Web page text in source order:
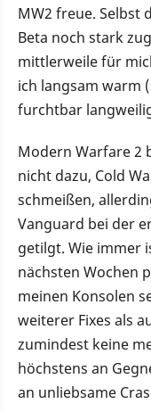
MW2 freue. Selbst
Beta noch stark
mittlerweile für
ich langsam warm
furchtbar
Modern Warfare 2
nicht dazu, Cold
schmeißen,
Vanguard bei der
getilgt. Wie immer
nächsten Wochen
meinen Konsolen
weiterer Fixes als
zumindest keine
höchstens an
an unliebsame